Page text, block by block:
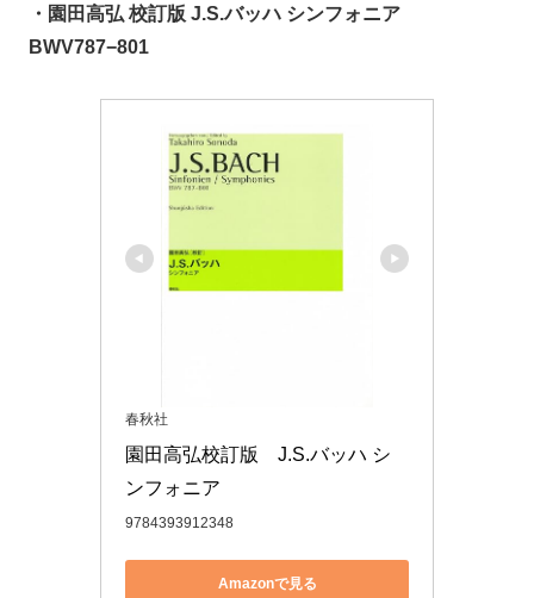
・園田高弘 校訂版 J.S.バッハ シンフォニア
BWV787−801
春秋社
園田高弘校訂版　J.S.バッハ シ
ンフォニア
9784393912348
Amazonで見る